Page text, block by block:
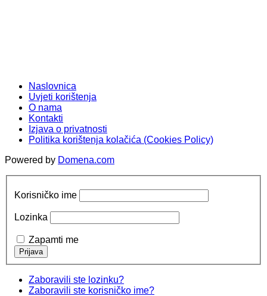
Naslovnica
Uvjeti korištenja
O nama
Kontakti
Izjava o privatnosti
Politika korištenja kolačića (Cookies Policy)
Powered by Domena.com
Korisničko ime
Lozinka
Zapamti me
Zaboravili ste lozinku?
Zaboravili ste korisničko ime?